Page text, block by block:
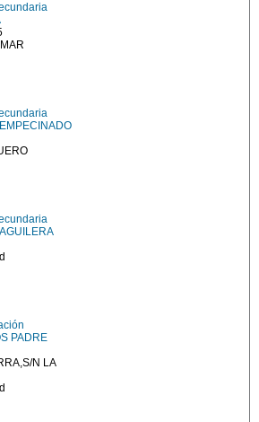
PADRE
N LA